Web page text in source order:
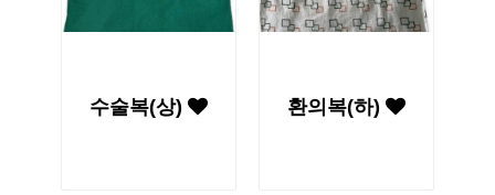
수술복(상) 환의복(하)